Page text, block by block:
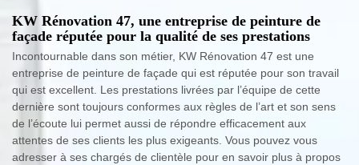
KW Rénovation 47, une entreprise de peinture de
façade réputée pour la qualité de ses prestations
Incontournable dans son métier, KW Rénovation 47 est une
entreprise de peinture de façade qui est réputée pour son travail
qui est excellent. Les prestations livrées par l’équipe de cette
dernière sont toujours conformes aux règles de l’art et son sens
de l’écoute lui permet aussi de répondre efficacement aux
attentes de ses clients les plus exigeants. Vous pouvez vous
adresser à ses chargés de clientèle pour en savoir plus à propos